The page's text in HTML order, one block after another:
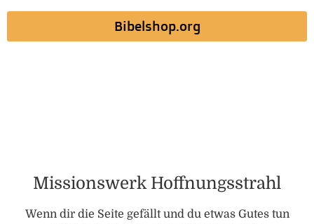
Bibelshop.org
Missionswerk Hoffnungsstrahl
Wenn dir die Seite gefällt und du etwas Gutes tun